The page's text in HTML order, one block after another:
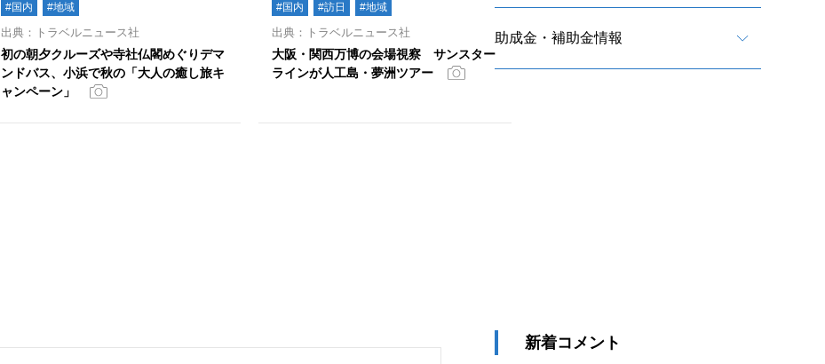
#国内
#地域
出典：トラベルニュース社
初の朝夕クルーズや寺社仏閣めぐりデマ
ンドバス、小浜で秋の「大人の癒し旅キ
ャンペーン」
#国内
#訪日 #地域
出典：トラベルニュース社
大阪・関西万博の会場視察 サンスター
ラインが人工島・夢洲ツアー
助成金・補助金情報
新着コメント